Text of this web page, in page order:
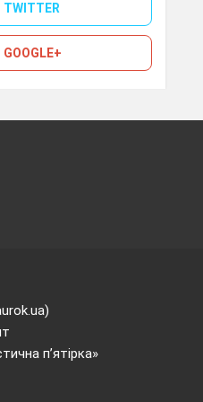
TWITTER
GOOGLE+
п’ятірка»